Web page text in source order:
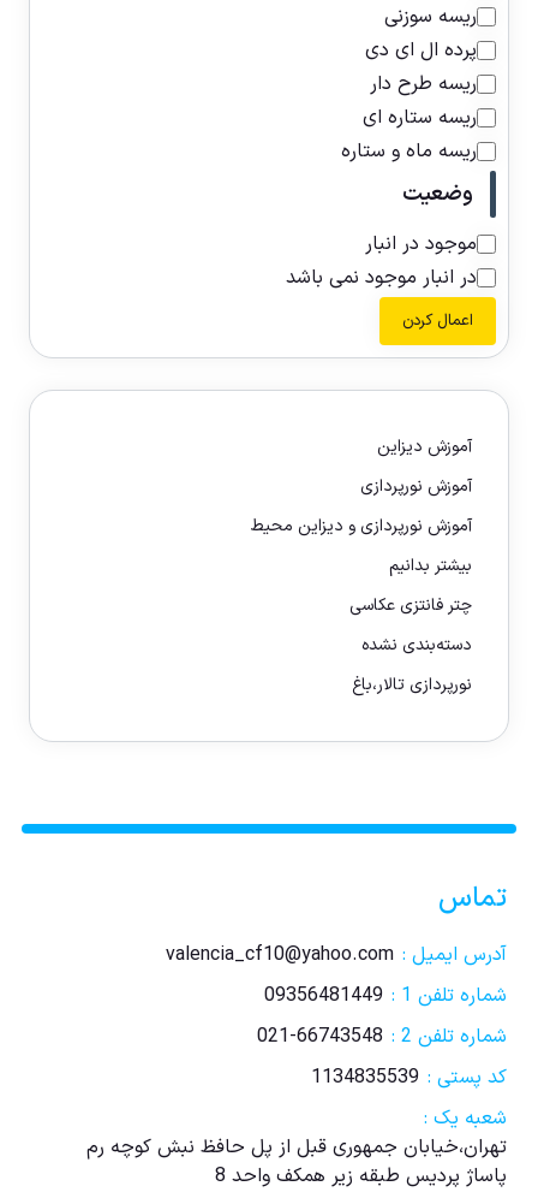
ریسه سوزنی
پرده ال ای دی
ریسه طرح دار
ریسه ستاره ای
ریسه ماه و ستاره
وضعیت
موجود در انبار
در انبار موجود نمی باشد
اعمال کردن
آموزش دیزاین
آموزش نورپردازی
آموزش نورپردازی و دیزاین محیط
بیشتر بدانیم
چتر فانتزی عکاسی
دسته‌بندی نشده
نورپردازی تالار،باغ
تماس
آدرس ایمیل : valencia_cf10@yahoo.com
شماره تلفن 1 :
09356481449
شماره تلفن 2 :
021-66743548
کد پستی : 1134835539
شعبه یک :
تهران،خیابان جمهوری قبل از پل حافظ نبش کوچه رم
پاساژ پردیس طبقه زیر همکف واحد 8